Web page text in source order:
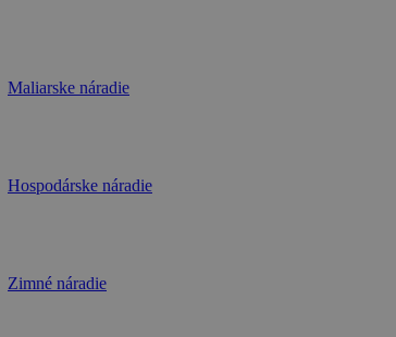
Maliarske náradie
Hospodárske náradie
Zimné náradie